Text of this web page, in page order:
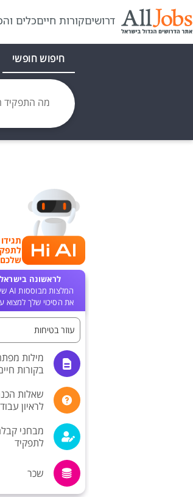
דרושיםקורות חייםכלים
חיפוש חופשי
מה התפקיד
שלכם
לראשונה
המלצות מבוססות AI שישפרו
את הסיכוי שלך למצוא
עוזר בטיחות
מילות
בקורות
שאלות
לראיון
מבחני
לתפקיד
שכר